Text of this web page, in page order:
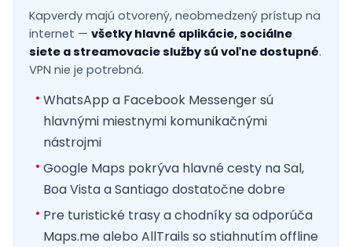
Kapverdy majú otvorený, neobmedzený prístup na
internet — všetky hlavné aplikácie, sociálne
siete a streamovacie služby sú voľne dostupné.
VPN nie je potrebná.
WhatsApp a Facebook Messenger sú
hlavnými miestnymi komunikačnými
nástrojmi
Google Maps pokrýva hlavné cesty na Sal,
Boa Vista a Santiago dostatočne dobre
Pre turistické trasy a chodníky sa odporúča
Maps.me alebo AllTrails so stiahnutím offline